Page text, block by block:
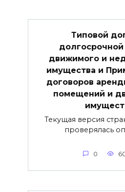
Типовой
движимого и
имущества и
договоров
помещений и
Текущая версия
проверялась
0